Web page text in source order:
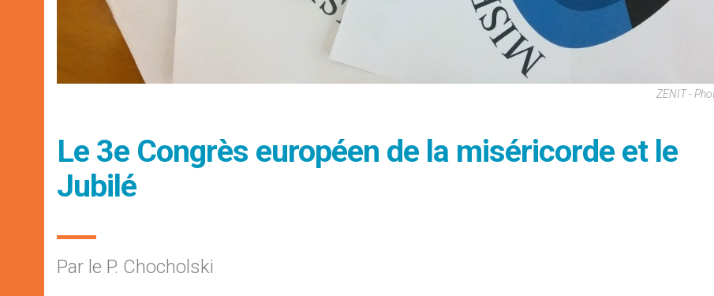
ZENIT -
Le 3e Congrès européen de la miséricorde et le
Jubilé
Par le P. Chocholski